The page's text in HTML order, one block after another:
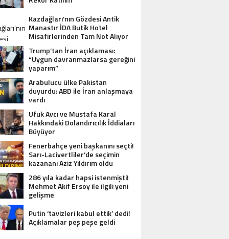
Kazdağları’nın Gözdesi Antik
Manastır İDA Butik Hotel
Misafirlerinden Tam Not Alıyor
Trump’tan İran açıklaması:
“Uygun davranmazlarsa gereğini
yaparım”
Arabulucu ülke Pakistan
duyurdu: ABD ile İran anlaşmaya
vardı
Ufuk Avcı ve Mustafa Karal
Hakkındaki Dolandırıcılık İddiaları
Büyüyor
Fenerbahçe yeni başkanını seçti!
Sarı-Lacivertliler’de seçimin
kazananı Aziz Yıldırım oldu
286 yıla kadar hapsi istenmişti!
Mehmet Akif Ersoy ile ilgili yeni
gelişme
Putin ‘tavizleri kabul ettik’ dedi!
Açıklamalar peş peşe geldi